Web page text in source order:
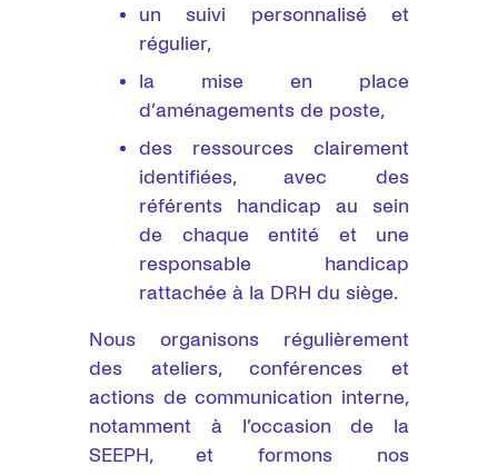
un suivi personnalisé et
régulier,
la mise en place
d’aménagements de poste,
des ressources clairement
identifiées, avec des
référents handicap au sein
de chaque entité et une
responsable handicap
rattachée à la DRH du siège.
Nous organisons régulièrement
des ateliers, conférences et
actions de communication interne,
notamment à l’occasion de la
SEEPH, et formons nos